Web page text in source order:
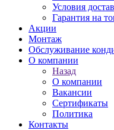
Условия
Гарантия на
Акции
Монтаж
Обслуживание
О компании
Назад
О компании
Вакансии
Сертификаты
Политика
Контакты